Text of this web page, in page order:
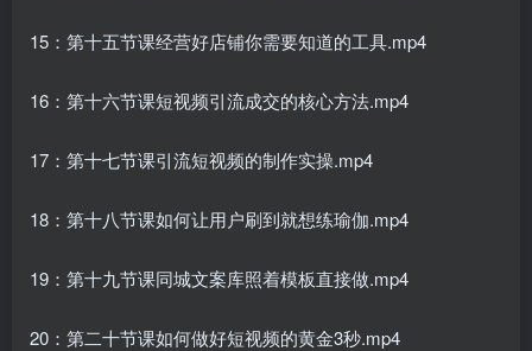
15：第十五节课经营好店铺你需要知道的工具.mp4
16：第十六节课短视频引流成交的核心方法.mp4
17：第十七节课引流短视频的制作实操.mp4
18：第十八节课如何让用户刷到就想练瑜伽.mp4
19：第十九节课同城文案库照着模板直接做.mp4
20：第二十节课如何做好短视频的黄金3秒.mp4